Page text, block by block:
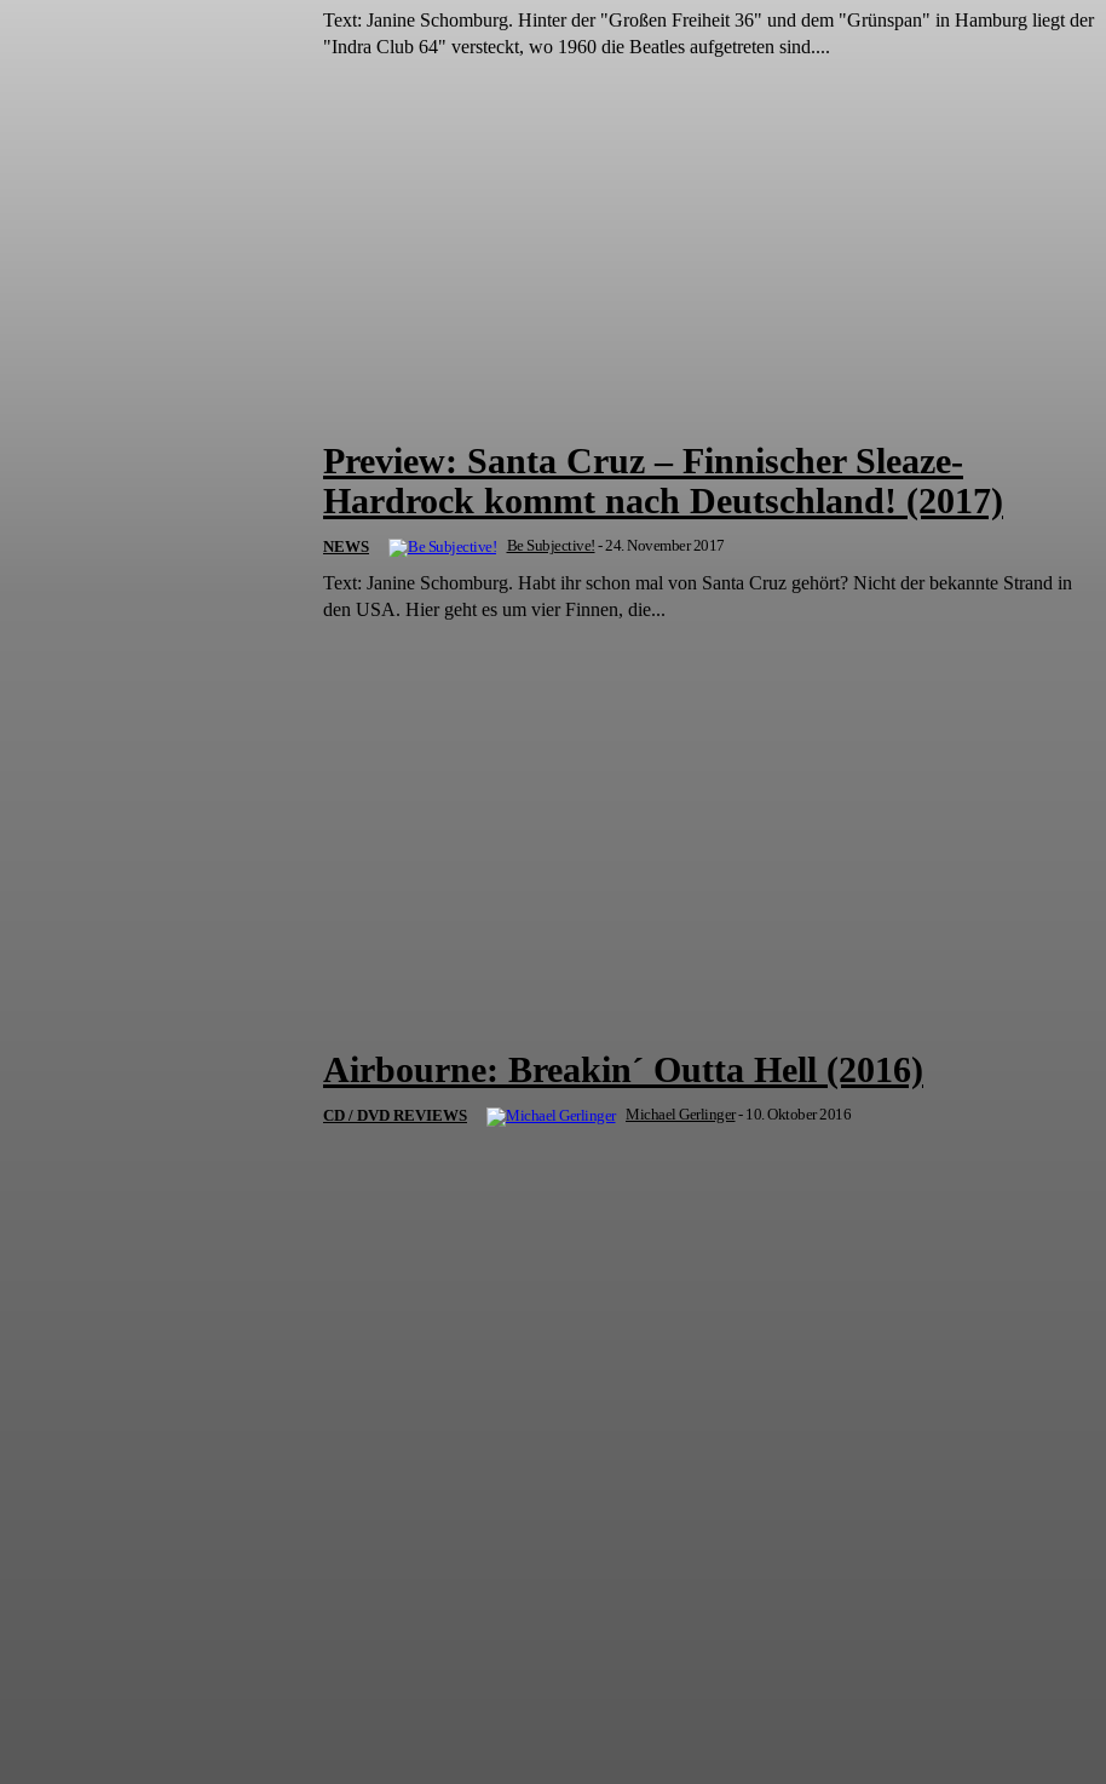
Text: Janine Schomburg. Hinter der "Großen Freiheit 36" und dem "Grünspan" in Hamburg liegt der
"Indra Club 64" versteckt, wo 1960 die Beatles aufgetreten sind....
Preview: Santa Cruz – Finnischer Sleaze-
Hardrock kommt nach Deutschland! (2017)
NEWS Be Subjective! - 24. November 2017
Text: Janine Schomburg. Habt ihr schon mal von Santa Cruz gehört? Nicht der bekannte Strand in
den USA. Hier geht es um vier Finnen, die...
Airbourne: Breakin´ Outta Hell (2016)
CD / DVD REVIEWS Michael Gerlinger- 10. Oktober 2016